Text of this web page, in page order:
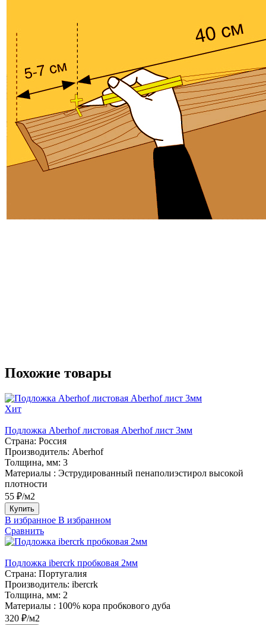
Похожие товары
Хит
Подложка Aberhof листовая Aberhof лист 3мм
Страна: Россия
Производитель: Aberhof
Толщина, мм: 3
Материалы : Эструдированный пенаполиэстирол высокой
плотности
55 ₽/м2
Купить
В избранное В избранном
Сравнить
Подложка ibercrk пробковая 2мм
Страна: Португалия
Производитель: ibercrk
Толщина, мм: 2
Материалы : 100% кора пробкового дуба
320 ₽/м2